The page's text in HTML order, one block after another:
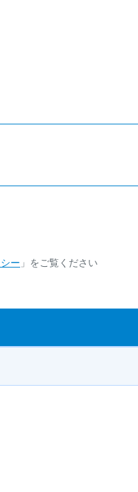
ー 」をご覧ください